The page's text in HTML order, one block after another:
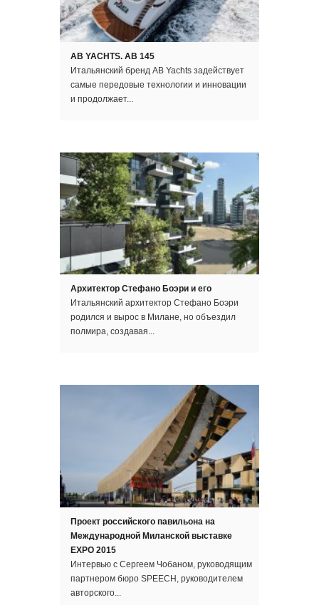
AB YACHTS. AB 145
Итальянский бренд AB Yachts задействует
самые передовые технологии и инновации
и продолжает...
Архитектор Стефано Боэри и его
Итальянский архитектор Стефано Боэри
родился и вырос в Милане, но объездил
полмира, создавая...
Проект российского павильона на
Международной Миланской выставке
EXPO 2015
Интервью с Сергеем Чобаном, руководящим
партнером бюро SPEECH, руководителем
авторского...